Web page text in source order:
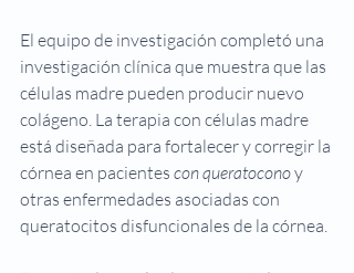
El equipo de investigación completó una
investigación clínica que muestra que las
células madre pueden producir nuevo
colágeno. La terapia con células madre
está diseñada para fortalecer y corregir la
córnea en pacientes con queratocono y
otras enfermedades asociadas con
queratocitos disfuncionales de la córnea.